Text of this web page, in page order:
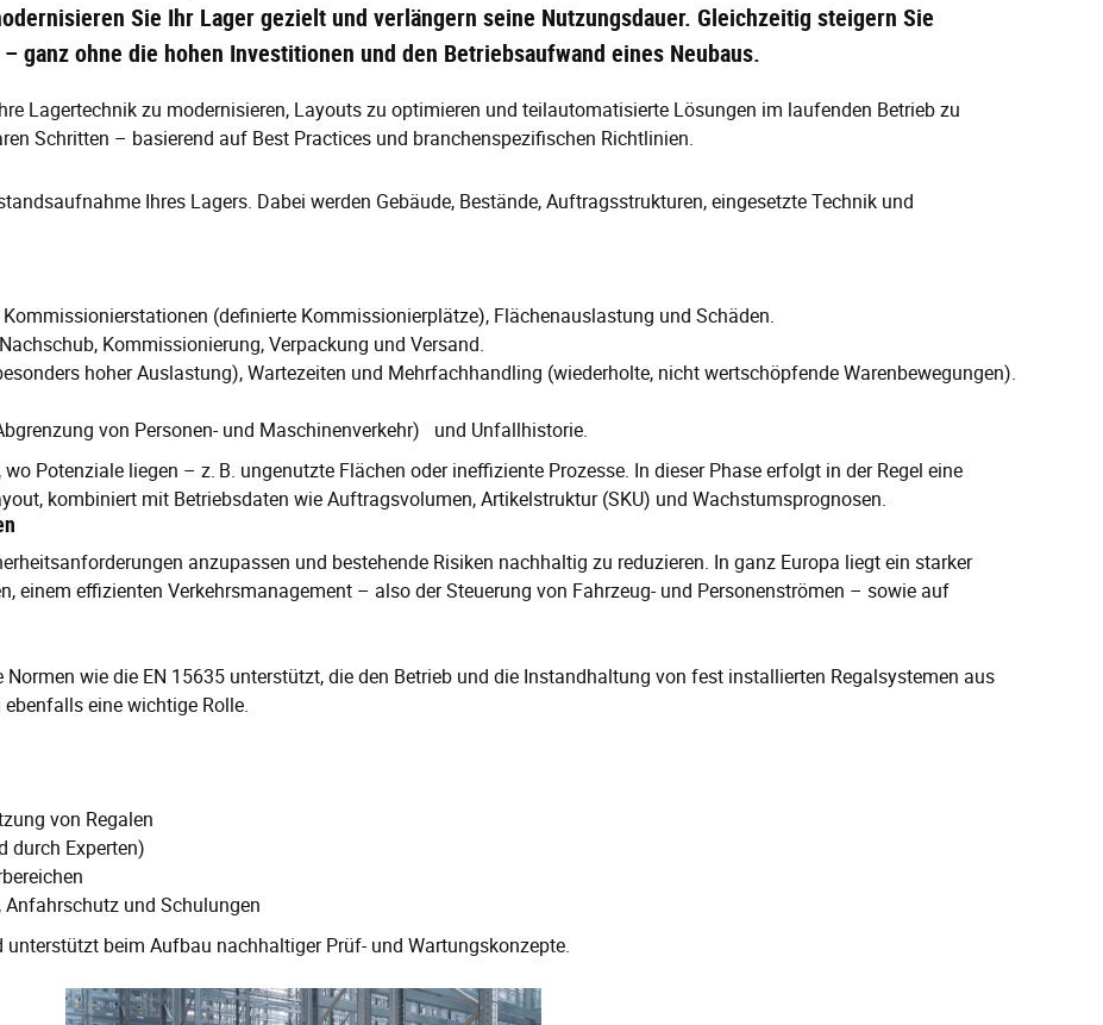
Sie Ihr Lager gezielt und verlängern seine Nutzungsdauer. Gleichzeitig steigern Sie
ganz ohne die hohen Investitionen und den Betriebsaufwand eines Neubaus.
Lagertechnik zu modernisieren, Layouts zu optimieren und teilautomatisierte Lösungen im laufenden Betrieb zu
Schritten – basierend auf Best Practices und branchenspezifischen Richtlinien.
Ihres Lagers. Dabei werden Gebäude, Bestände, Auftragsstrukturen, eingesetzte Technik und
(definierte Kommissionierplätze), Flächenauslastung und Schäden.
Kommissionierung, Verpackung und Versand.
hoher Auslastung), Wartezeiten und Mehrfachhandling (wiederholte, nicht wertschöpfende Warenbewegungen).
von Personen- und Maschinenverkehr) und Unfallhistorie.
Potenziale liegen – z. B. ungenutzte Flächen oder ineffiziente Prozesse. In dieser Phase erfolgt in der Regel eine
kombiniert mit Betriebsdaten wie Auftragsvolumen, Artikelstruktur (SKU) und Wachstumsprognosen.
anzupassen und bestehende Risiken nachhaltig zu reduzieren. In ganz Europa liegt ein starker
einem effizienten Verkehrsmanagement – also der Steuerung von Fahrzeug- und Personenströmen – sowie auf
wie die EN 15635 unterstützt, die den Betrieb und die Instandhaltung von fest installierten Regalsystemen aus
eine wichtige Rolle.
von Regalen
durch Experten)
und Schulungen
beim Aufbau nachhaltiger Prüf- und Wartungskonzepte.